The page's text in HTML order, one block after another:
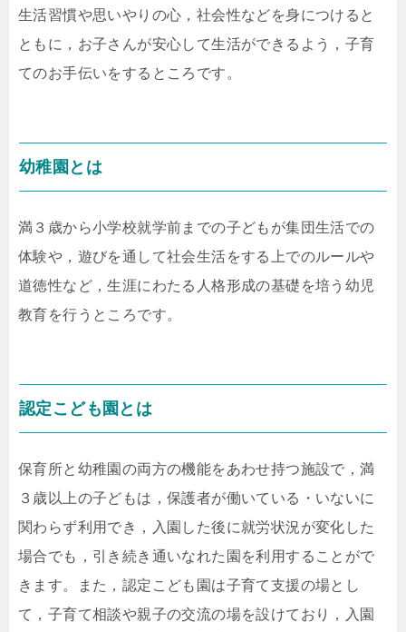
生活習慣や思いやりの心，社会性などを身につけると
ともに，お子さんが安心して生活ができるよう，子育
てのお手伝いをするところです。
幼稚園とは
満３歳から小学校就学前までの子どもが集団生活での
体験や，遊びを通して社会生活をする上でのルールや
道徳性など，生涯にわたる人格形成の基礎を培う幼児
教育を行うところです。
認定こども園とは
保育所と幼稚園の両方の機能をあわせ持つ施設で，満
３歳以上の子どもは，保護者が働いている・いないに
関わらず利用でき，入園した後に就労状況が変化した
場合でも，引き続き通いなれた園を利用することがで
きます。また，認定こども園は子育て支援の場とし
て，子育て相談や親子の交流の場を設けており，入園